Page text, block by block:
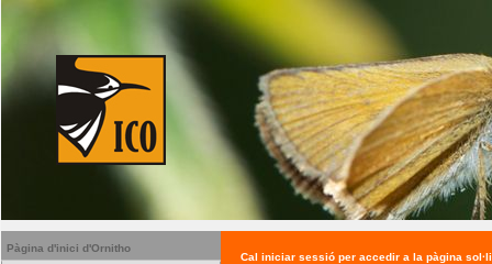
Pàgina d'inici d'Ornitho
Cal iniciar sessió per accedir a la pàgina